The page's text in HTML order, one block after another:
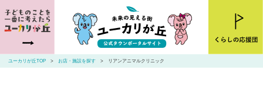
ユーカリが丘とは
ニュース
ユーカリが丘TOP お店・施設を探す リアンアニマルクリニック